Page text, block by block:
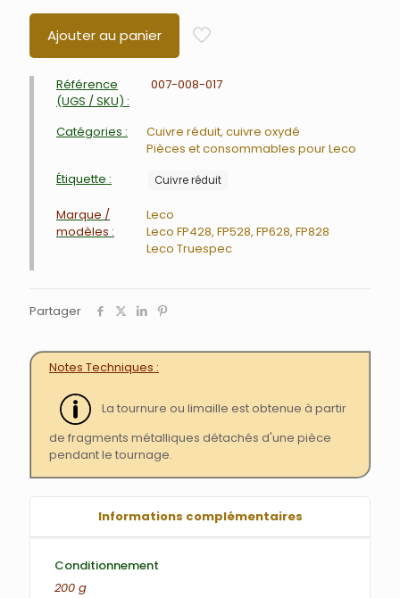
Ajouter au panier
Référence
(UGS / SKU) :
007-008-017
Catégories :
Cuivre réduit, cuivre oxydé
Pièces et consommables pour Leco
Étiquette :
Cuivre réduit
Marque /
modèles :
Leco
Leco FP428, FP528, FP628, FP828
Leco Truespec
Partager
Notes Techniques
La tournure ou limaille est obtenue à partir
de fragments métalliques détachés d'une pièce
pendant le tournage.
Informations complémentaires
Conditionnement
200 g